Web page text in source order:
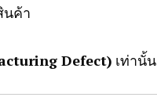
ค้า
Defect) เท่านั้น